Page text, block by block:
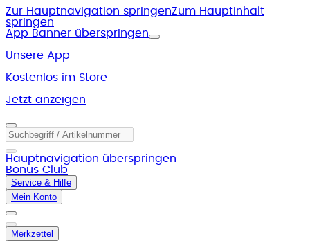
Zur Hauptnavigation springenZum Hauptinhalt
springen
App Banner überspringen
Unsere App
Kostenlos im Store
Jetzt anzeigen
Hauptnavigation überspringen
Bonus Club
Service & Hilfe
Mein Konto
Merkzettel